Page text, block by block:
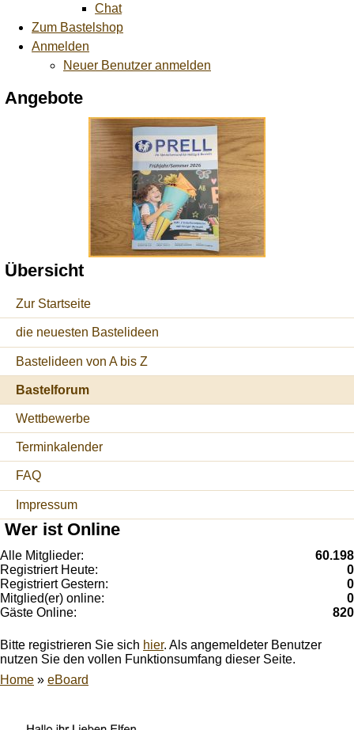
Chat
Zum Bastelshop
Anmelden
Neuer Benutzer anmelden
Angebote
Übersicht
Zur Startseite
die neuesten Bastelideen
Bastelideen von A bis Z
Bastelforum
Wettbewerbe
Terminkalender
FAQ
Impressum
Wer ist Online
Alle Mitglieder:
60.198
Registriert Heute:
0
Registriert Gestern:
0
Mitglied(er) online:
0
Gäste Online:
820
Bitte registrieren Sie sich hier. Als angemeldeter Benutzer
nutzen Sie den vollen Funktionsumfang dieser Seite.
Home » eBoard